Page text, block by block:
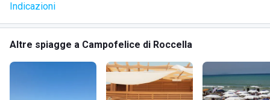
Indicazioni
Altre spiagge a Campofelice di Roccella